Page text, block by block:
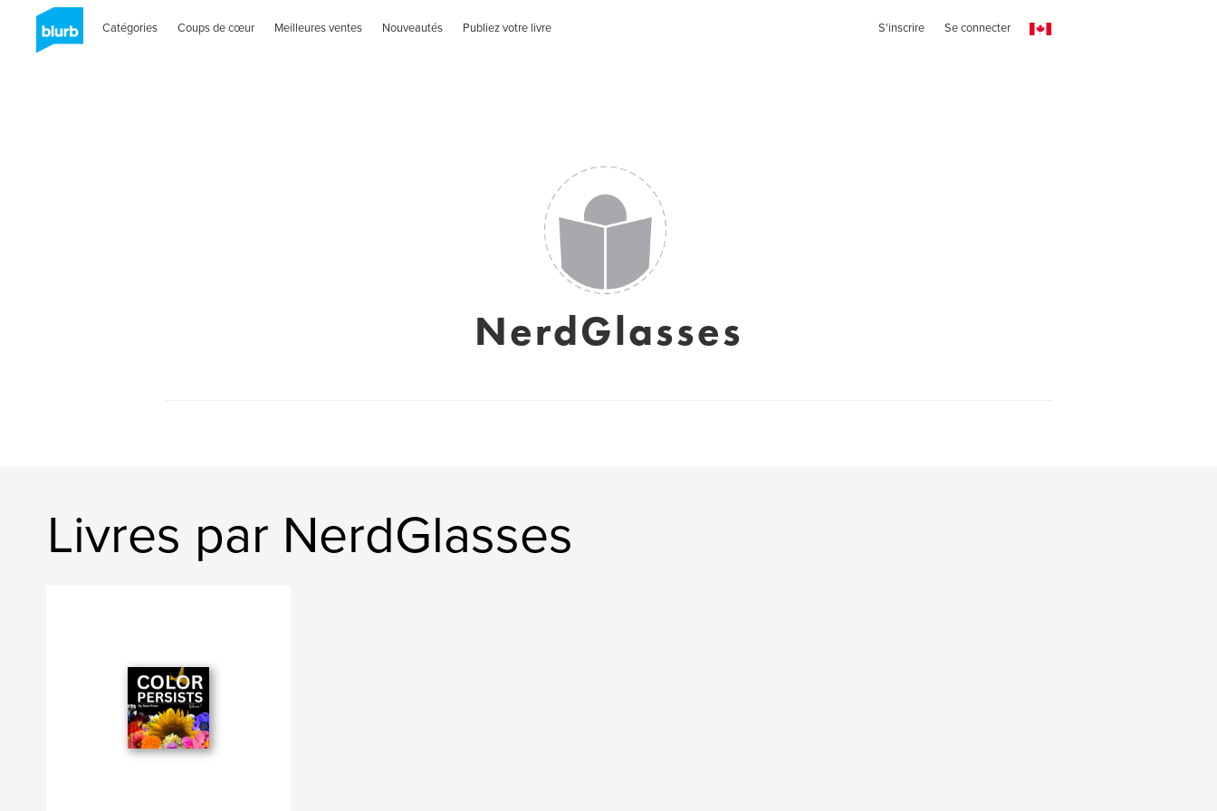
Catégories Coups de cœur Meilleures ventes Nouveautés Publiez votre livre S'inscrire Se connecter
NerdGlasses
Livres par NerdGlasses